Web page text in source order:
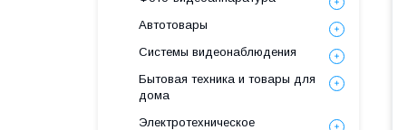
Автотовары
Системы видеонаблюдения
Бытовая техника и товары для
дома
Электротехническое